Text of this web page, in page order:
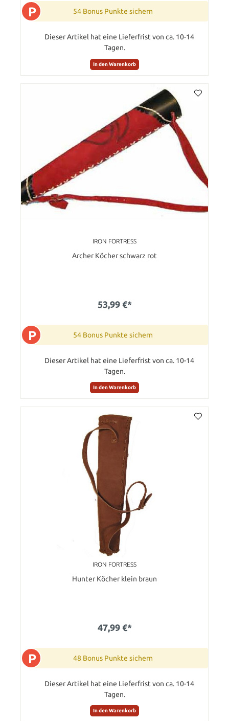
P 54 Bonus Punkte sichern
Dieser Artikel hat eine Lieferfrist von ca. 10-14
Tagen.
In den Warenkorb
IRON FORTRESS
Archer Köcher schwarz rot
53,99 €*
P 54 Bonus Punkte sichern
Dieser Artikel hat eine Lieferfrist von ca. 10-14
Tagen.
In den Warenkorb
IRON FORTRESS
Hunter Köcher klein braun
47,99 €*
P 48 Bonus Punkte sichern
Dieser Artikel hat eine Lieferfrist von ca. 10-14
Tagen.
In den Warenkorb